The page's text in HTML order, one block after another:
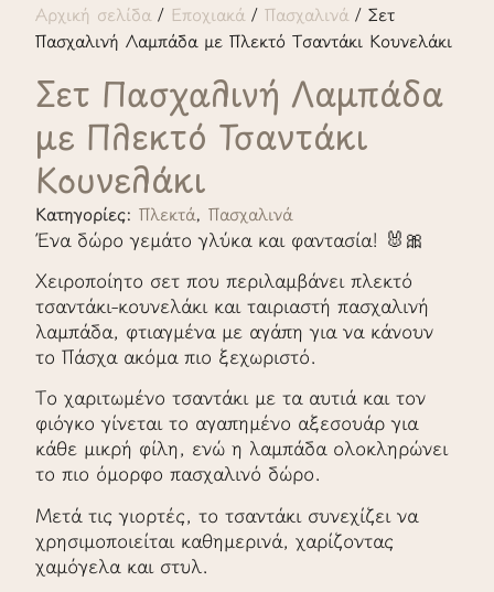
Αρχική σελίδα/ Εποχιακά/Πασχαλινά/ Σετ
Πασχαλινή Λαμπάδα με Πλεκτό Τσαντάκι Κουνελάκι
Σετ Πασχαλινή Λαμπάδα
με Πλεκτό Τσαντάκι
Κουνελάκι
Κατηγορίες: Πλεκτά,Πασχαλινά
Ένα δώρο γεμάτο γλύκα και φαντασία! 🐰🎀
Χειροποίητο σετ που περιλαμβάνει πλεκτό
τσαντάκι-κουνελάκι και ταιριαστή πασχαλινή
λαμπάδα, φτιαγμένα με αγάπη για να κάνουν
το Πάσχα ακόμα πιο ξεχωριστό.
Το χαριτωμένο τσαντάκι με τα αυτιά και τον
φιόγκο γίνεται το αγαπημένο αξεσουάρ για
κάθε μικρή φίλη, ενώ η λαμπάδα ολοκληρώνει
το πιο όμορφο πασχαλινό δώρο.
Μετά τις γιορτές, το τσαντάκι συνεχίζει να
χρησιμοποιείται καθημερινά, χαρίζοντας
χαμόγελα και στυλ.